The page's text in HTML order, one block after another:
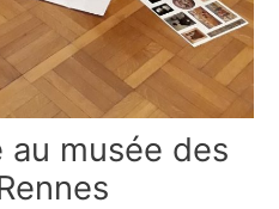
au musée des